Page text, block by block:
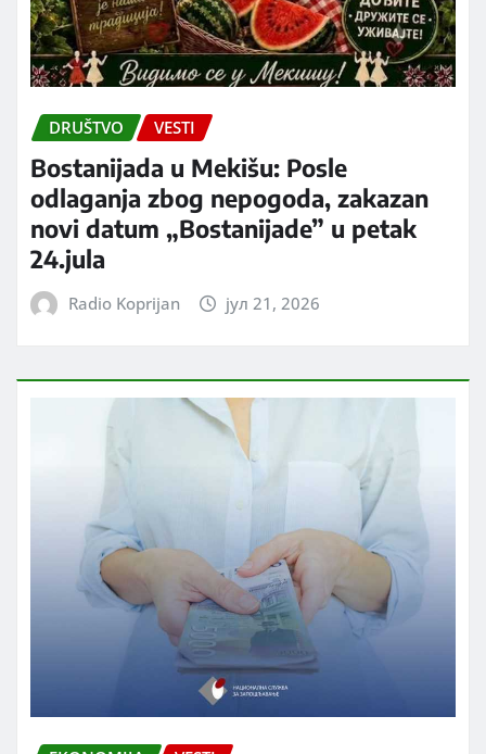
DRUŠTVO VESTI
Bostanijada u Mekišu: Posle
odlaganja zbog nepogoda, zakazan
novi datum „Bostanijade” u petak
24.jula
Radio Koprijan јул 21, 2026